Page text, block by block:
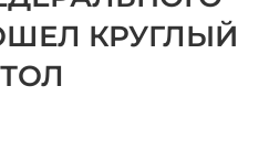
КРУГЛЫЙ